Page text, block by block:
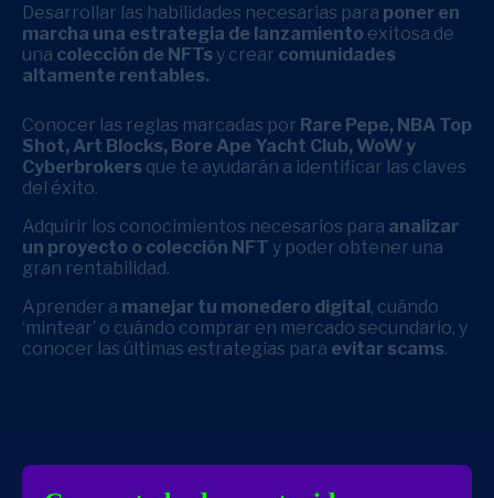
Desarrollar las habilidades necesarias para poner en
marcha una estrategia de lanzamiento exitosa de
una colección de NFTs y crear comunidades
altamente rentables.
Conocer las reglas marcadas por Rare Pepe, NBA Top
Shot, Art Blocks, Bore Ape Yacht Club, WoW y
Cyberbrokers que te ayudarán a identificar las claves
del éxito.
Adquirir los conocimientos necesarios para analizar
un proyecto o colección NFT y poder obtener una
gran rentabilidad.
Aprender a manejar tu monedero digital, cuándo
‘mintear’ o cuándo comprar en mercado secundario, y
conocer las últimas estrategias para evitar scams.